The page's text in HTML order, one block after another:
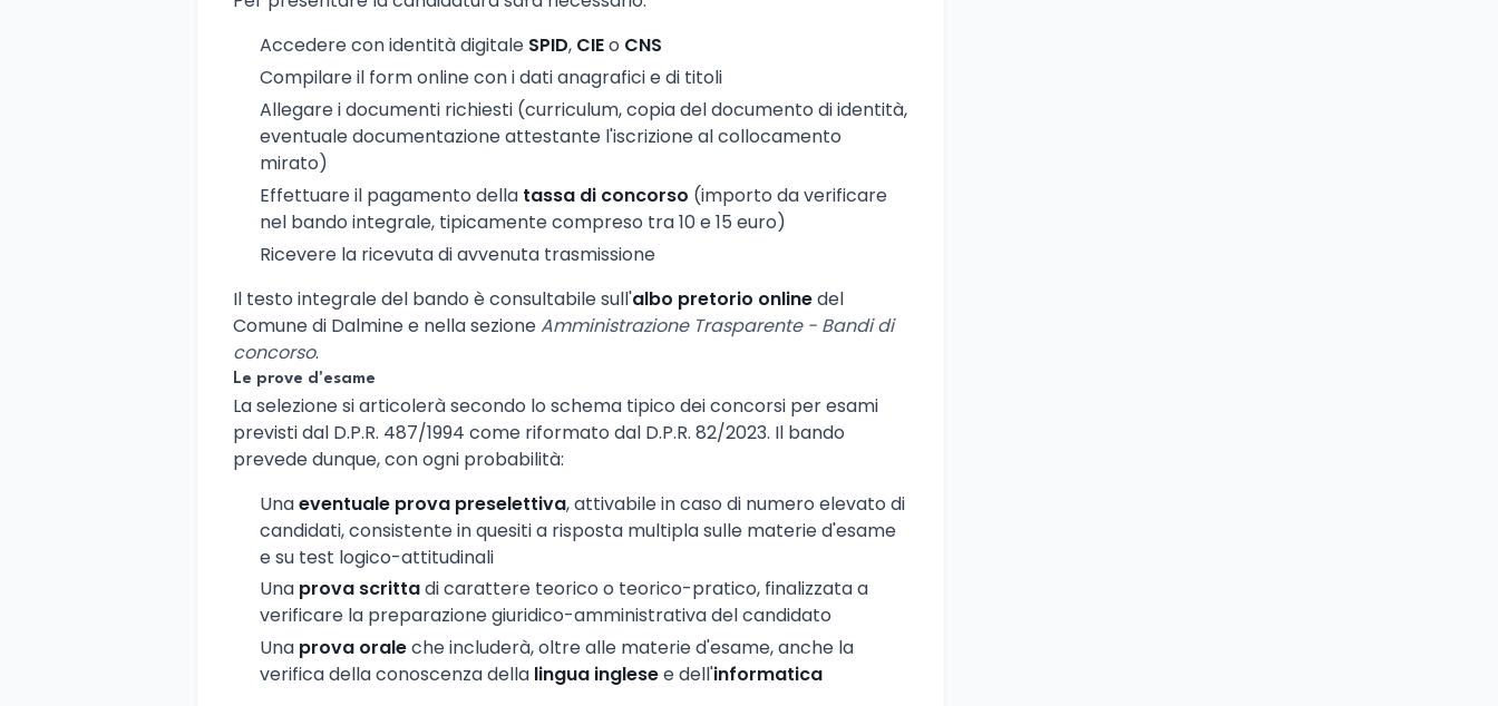
Accedere con identità digitale SPID, CIEo CNS
Compilare il form online con i dati anagrafici e di titoli
Allegare i documenti richiesti (curriculum, copia del documento di identità,
eventuale documentazione attestante l'iscrizione al collocamento
mirato)
Effettuare il pagamento della tassa di concorso (importo da verificare
nel bando integrale, tipicamente compreso tra 10 e 15 euro)
Ricevere la ricevuta di avvenuta trasmissione
Il testo integrale del bando è consultabile sull'albo pretorio onlinedel
Comune di Dalmine e nella sezioneAmministrazione Trasparente - Bandi di
concorso.
Le prove d'esame
La selezione si articolerà secondo lo schema tipico dei concorsi per esami
previsti dal D.P.R. 487/1994 come riformato dal D.P.R. 82/2023. Il bando
prevede dunque, con ogni probabilità:
Unaeventuale prova preselettiva, attivabile in caso di numero elevato di
candidati, consistente in quesiti a risposta multipla sulle materie d'esame
e su test logico-attitudinali
Una prova scrittadi carattere teorico o teorico-pratico, finalizzata a
verificare la preparazione giuridico-amministrativa del candidato
Una prova oraleche includerà, oltre alle materie d'esame, anche la
verifica della conoscenza della lingua inglesee dell'informatica